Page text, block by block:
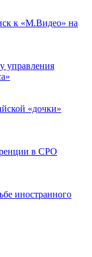
к «М.Видео» на
управления
«дочки»
в СРО
иностранного